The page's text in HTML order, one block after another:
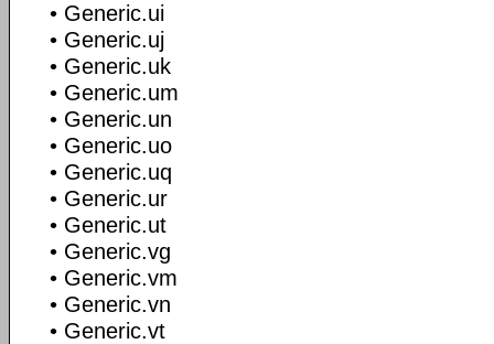
• Generic.ui
• Generic.uj
• Generic.uk
• Generic.um
• Generic.un
• Generic.uo
• Generic.uq
• Generic.ur
• Generic.ut
• Generic.vg
• Generic.vm
• Generic.vn
• Generic.vt